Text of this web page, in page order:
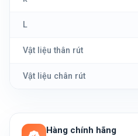
L
Vật liệu thân rút
Vật liệu chân rút
Hàng chính hãng